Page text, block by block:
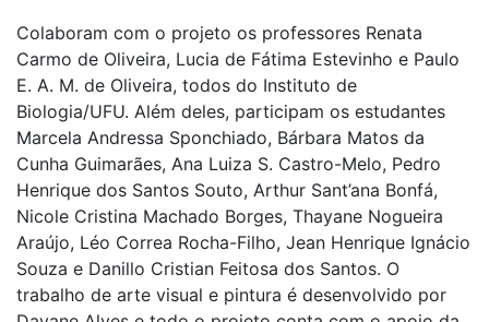
Colaboram com o projeto os professores Renata
Carmo de Oliveira, Lucia de Fátima Estevinho e Paulo
E. A. M. de Oliveira, todos do Instituto de
Biologia/UFU. Além deles, participam os estudantes
Marcela Andressa Sponchiado, Bárbara Matos da
Cunha Guimarães, Ana Luiza S. Castro-Melo, Pedro
Henrique dos Santos Souto, Arthur Sant’ana Bonfá,
Nicole Cristina Machado Borges, Thayane Nogueira
Araújo, Léo Correa Rocha-Filho, Jean Henrique Ignácio
Souza e Danillo Cristian Feitosa dos Santos. O
trabalho de arte visual e pintura é desenvolvido por